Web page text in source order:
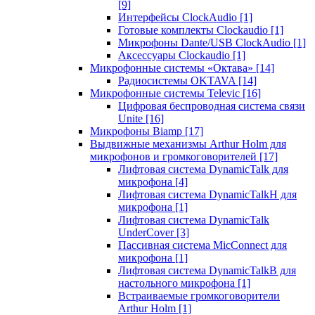
[9]
Интерфейсы ClockAudio [1]
Готовые комплекты Clockaudio [1]
Микрофоны Dante/USB ClockAudio [1]
Аксессуары Clockaudio [1]
Микрофонные системы «Октава» [14]
Радиосистемы OKTAVA [14]
Микрофонные системы Televic [16]
Цифровая беспроводная система связи
Unite [16]
Микрофоны Biamp [17]
Выдвижные механизмы Arthur Holm для
микрофонов и громкоговорителей [17]
Лифтовая система DynamicTalk для
микрофона [4]
Лифтовая система DynamicTalkH для
микрофона [1]
Лифтовая система DynamicTalk
UnderCover [3]
Пассивная система MicConnect для
микрофона [1]
Лифтовая система DynamicTalkB для
настольного микрофона [1]
Встраиваемые громкоговорители
Arthur Holm [1]